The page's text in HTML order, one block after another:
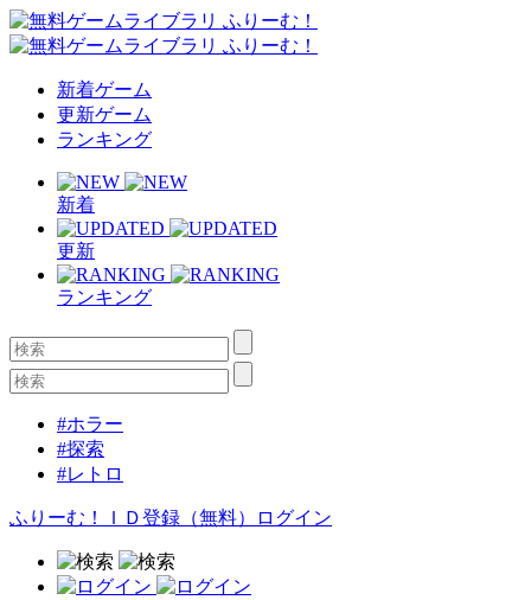
新着ゲーム
更新ゲーム
ランキング
新着
更新
ランキング
#ホラー
#探索
#レトロ
ふりーむ！ＩＤ登録（無料） ログイン